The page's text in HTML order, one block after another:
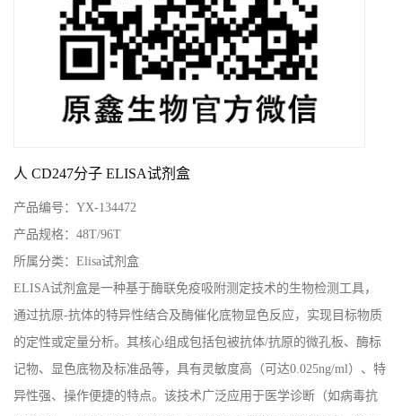
人 CD247分子 ELISA试剂盒
产品编号： YX-134472
产品规格： 48T/96T
所属分类： Elisa试剂盒
ELISA试剂盒是一种基于酶联免疫吸附测定技术的生物检测工具，
通过抗原-抗体的特异性结合及酶催化底物显色反应，实现目标物质
的定性或定量分析。其核心组成包括包被抗体/抗原的微孔板、酶标
记物、显色底物及标准品等，具有灵敏度高（可达0.025ng/ml）、特
异性强、操作便捷的特点。该技术广泛应用于医学诊断（如病毒抗